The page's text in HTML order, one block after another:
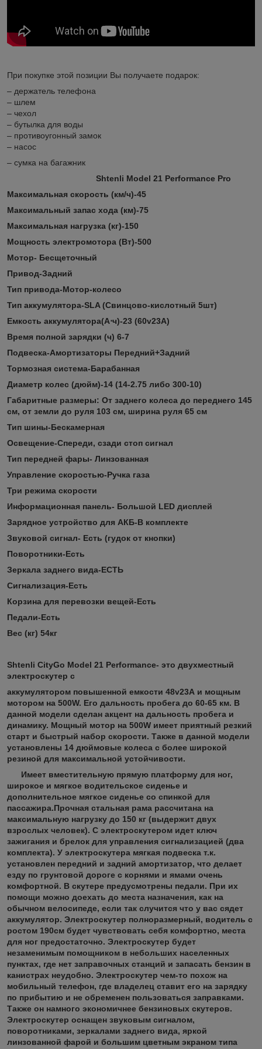
При покупке этой позиции Вы получаете подарок:
– держатель телефона
– шлем
– чехол
– бутылка для воды
– противоугонный замок
– насос
– сумка на багажник
Shtenli Model 21 Performance Pro
Максимальная скорость (км/ч)-45
Максимальный запас хода (км)-75
Максимальная нагрузка (кг)-150
Мощность электромотора (Вт)-500
Мотор- Бесщеточный
Привод-Задний
Тип привода-Мотор-колесо
Тип аккумулятора-SLA (Свинцово-кислотный 5шт)
Емкость аккумулятора(А⋅ч)-23 (60v23A)
Время полной зарядки (ч) 6-7
Подвеска-Амортизаторы Передний+Задний
Тормозная система-Барабанная
Диаметр колес (дюйм)-14 (14-2.75 либо 300-10)
Габаритные размеры: От заднего колеса до переднего 145
см, от земли до руля 103 см, ширина руля 65 см
Тип шины-Бескамерная
Освещение-Спереди, сзади стоп сигнал
Тип передней фары- Линзованная
Управление скоростью-Ручка газа
Три режима скорости
Информационная панель- Большой LED дисплей
Зарядное устройство для АКБ-В комплекте
Звуковой сигнал- Есть (гудок от кнопки)
Поворотники-Есть
Зеркала заднего вида-ЕСТЬ
Сигнализация-Есть
Корзина для перевозки вещей-Есть
Педали-Есть
Вес (кг) 54кг
Shtenli CityGo Model 21 Performance- это двухместный
электроскутер с
аккумулятором повышенной емкости 48v23А и мощным
мотором на 500W. Его дальность пробега до 60-65 км. В
данной модели сделан акцент на дальность пробега и
динамику. Мощный мотор на 500W имеет приятный резкий
старт и быстрый набор скорости. Также в данной модели
установлены 14 дюймовые колеса с более широкой
резиной для максимальной устойчивости.
Имеет вместительную прямую платформу для ног,
широкое и мягкое водительское сиденье и
дополнительное мягкое сиденье со спинкой для
пассажира.Прочная стальная рама рассчитана на
максимальную нагрузку до 150 кг (выдержит двух
взрослых человек). С электроскутером идет ключ
зажигания и брелок для управления сигнализацией (два
комплекта). У электроскутера мягкая подвеска т.к.
установлен передний и задний амортизатор, что делает
езду по грунтовой дороге с корнями и ямами очень
комфортной. В скутере предусмотрены педали. При их
помощи можно доехать до места назначения, как на
обычном велосипеде, если так случится что у вас сядет
аккумулятор. Электроскутер полноразмерный, водитель с
ростом 190см будет чувствовать себя комфортно, места
для ног предостаточно. Электроскутер будет
незаменимым помощником в небольших населенных
пунктах, где нет заправочных станций и запасать бензин в
канистрах неудобно. Электроскутер чем-то похож на
мобильный телефон, где владелец ставит его на зарядку
по прибытию и не обременен пользоваться заправками.
Также он намного экономичнее бензиновых скутеров.
Электроскутер оснащен звуковым сигналом,
поворотниками, зеркалами заднего вида, яркой
линзованной фарой и большим цветным экраном типа